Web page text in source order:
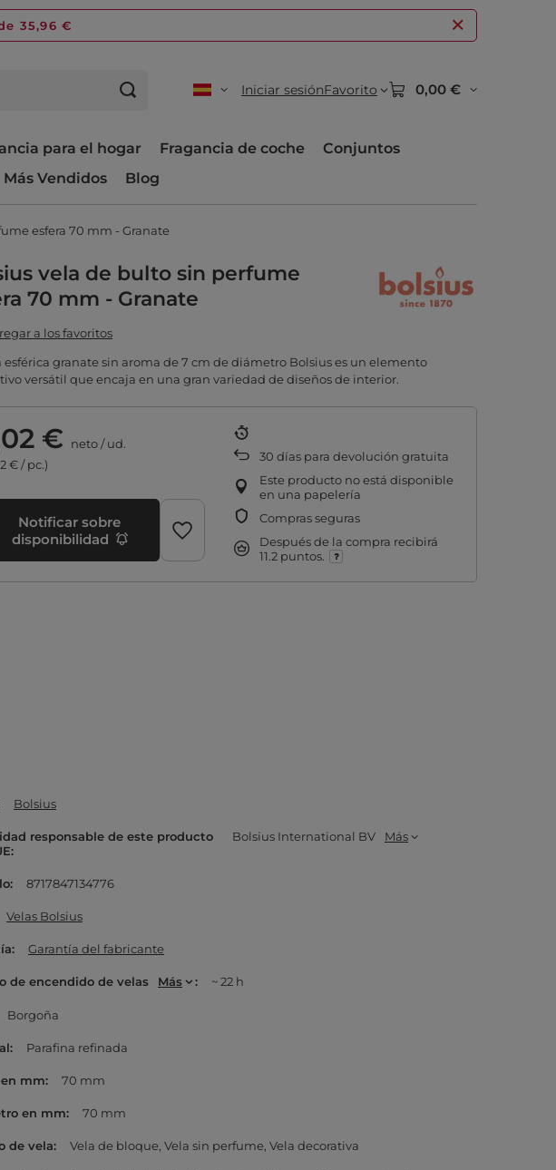
35,96 €
Iniciar sesiónFavorito 0,00 €
para el hogar Fragancia de coche
Conjuntos
Más Vendidos Blog
esfera 70 mm - Granate
vela de bulto sin perfume
70 mm - Granate
a los favoritos
esférica granate sin aroma de 7 cm de diámetro Bolsius es un elemento
versátil que encaja en una gran variedad de diseños de interior.
€ neto/ud.
€ / pc.)
Notificar sobre
disponibilidad
30 días para devolución gratuita
Este producto no está disponible
en una papelería
Compras seguras
Después de la compra recibirá
11.2 puntos.
Bolsius
responsable de este producto
Bolsius International BV Más
8717847134776
Velas Bolsius
Garantía del fabricante
de encendido de velas Más ~ 22 h
Borgoña
Parafina refinada
mm 70 mm
en mm 70 mm
de vela Vela de bloque Vela sin perfume Vela decorativa